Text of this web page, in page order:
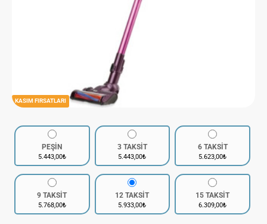
KASIM FIRSATLARI
PEŞİN
5.443,00₺
3 TAKSİT
5.443,00₺
6 TAKSİT
5.623,00₺
9 TAKSİT
5.768,00₺
12 TAKSİT
5.933,00₺
15 TAKSİT
6.309,00₺